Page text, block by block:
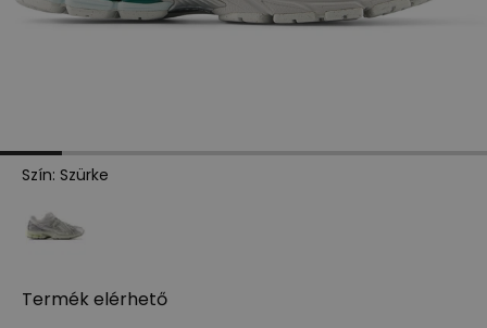
Szín: Szürke
Termék elérhető